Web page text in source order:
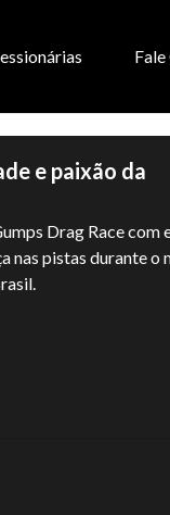
e paixão da
Drag Race com
nas pistas durante o